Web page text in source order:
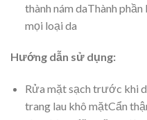
thành nám daThành phần
mọi loại da
Hướng dẫn sử dụng:
Rửa mặt sạch trước khi
trang lau khô mặtCẩn